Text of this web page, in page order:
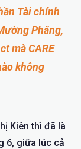
Tài chính
Phăng,
mà CARE
không
Kiên thì đã là
6, giữa lúc cả